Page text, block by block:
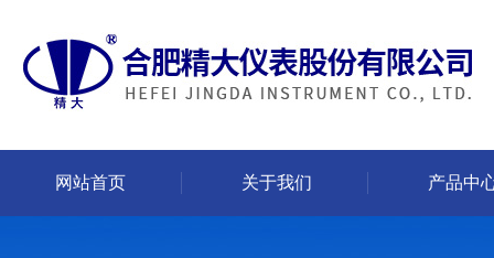
网站首页 关于我们 产品中